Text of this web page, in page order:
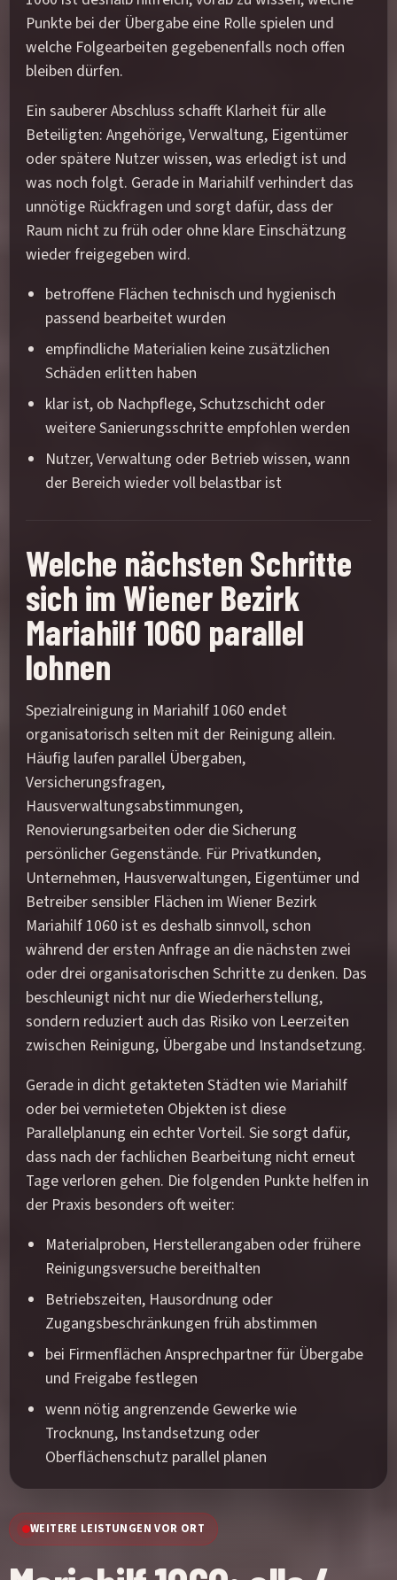
Punkte bei der Übergabe eine Rolle spielen und
welche Folgearbeiten gegebenenfalls noch offen
bleiben dürfen.
Ein sauberer Abschluss schafft Klarheit für alle
Beteiligten: Angehörige, Verwaltung, Eigentümer
oder spätere Nutzer wissen, was erledigt ist und
was noch folgt. Gerade in Mariahilf verhindert das
unnötige Rückfragen und sorgt dafür, dass der
Raum nicht zu früh oder ohne klare Einschätzung
wieder freigegeben wird.
betroffene Flächen technisch und hygienisch
passend bearbeitet wurden
empfindliche Materialien keine zusätzlichen
Schäden erlitten haben
klar ist, ob Nachpflege, Schutzschicht oder
weitere Sanierungsschritte empfohlen werden
Nutzer, Verwaltung oder Betrieb wissen, wann
der Bereich wieder voll belastbar ist
Welche nächsten Schritte
sich im Wiener Bezirk
Mariahilf 1060 parallel
lohnen
Spezialreinigung in Mariahilf 1060 endet
organisatorisch selten mit der Reinigung allein.
Häufig laufen parallel Übergaben,
Versicherungsfragen,
Hausverwaltungsabstimmungen,
Renovierungsarbeiten oder die Sicherung
persönlicher Gegenstände. Für Privatkunden,
Unternehmen, Hausverwaltungen, Eigentümer und
Betreiber sensibler Flächen im Wiener Bezirk
Mariahilf 1060 ist es deshalb sinnvoll, schon
während der ersten Anfrage an die nächsten zwei
oder drei organisatorischen Schritte zu denken. Das
beschleunigt nicht nur die Wiederherstellung,
sondern reduziert auch das Risiko von Leerzeiten
zwischen Reinigung, Übergabe und Instandsetzung.
Gerade in dicht getakteten Städten wie Mariahilf
oder bei vermieteten Objekten ist diese
Parallelplanung ein echter Vorteil. Sie sorgt dafür,
dass nach der fachlichen Bearbeitung nicht erneut
Tage verloren gehen. Die folgenden Punkte helfen in
der Praxis besonders oft weiter:
Materialproben, Herstellerangaben oder frühere
Reinigungsversuche bereithalten
Betriebszeiten, Hausordnung oder
Zugangsbeschränkungen früh abstimmen
bei Firmenflächen Ansprechpartner für Übergabe
und Freigabe festlegen
wenn nötig angrenzende Gewerke wie
Trocknung, Instandsetzung oder
Oberflächenschutz parallel planen
WEITERE LEISTUNGEN VOR ORT